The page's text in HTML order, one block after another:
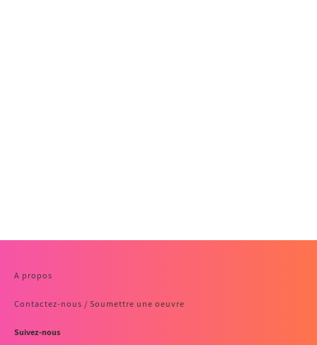
A propos
Contactez-nous / Soumettre une oeuvre
Suivez-nous